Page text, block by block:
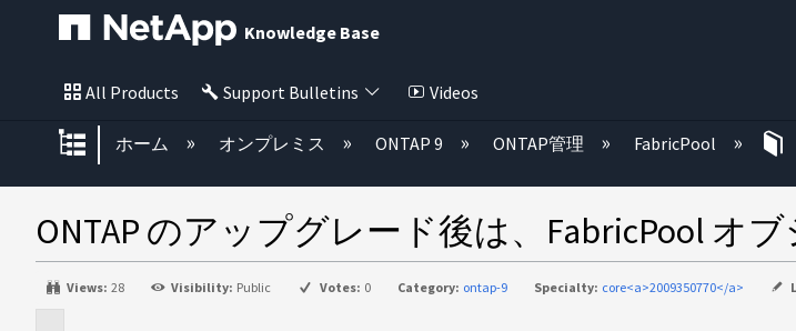
Knowledge Base
All Products Support Bulletins Videos
グローバル階層を展開/折りたたむ
ホーム オンプレミス ONTAP 9 ONTAP管理 FabricPool
ONTAP のアップグレード後は、FabricPool オ
Views: 28 Visibility: Public Votes: 0 Category: ontap-9 Specialty: core<a>2009350770</a>